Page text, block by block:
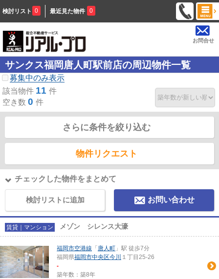
検討リスト 0 最近見た物件 0
お問合せ
サンクス福岡唐人町駅前店の周辺物件一覧
募集中のみ表示
該当物件 11 件
空き数 0 件
さらに条件を絞り込む
物件リクエスト
チェックした物件をまとめて
検討リストに追加 お問い合わせ
賃貸｜マンション メゾン シレンス大濠
福岡市空港線 「唐人町 」駅 徒歩7分
福岡県福岡市中央区今川 １丁目25-26
-
築年数：築8年